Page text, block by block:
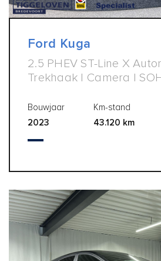
Ford Kuga
2.5 PHEV ST-Line X
Trekhaak | Camera |
Bouwjaar
2023
Km-stand
43.120 km